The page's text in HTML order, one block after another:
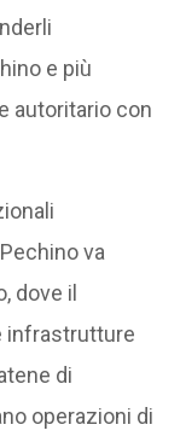
e più
autoritario con
va
dove il
infrastrutture
di
operazioni di